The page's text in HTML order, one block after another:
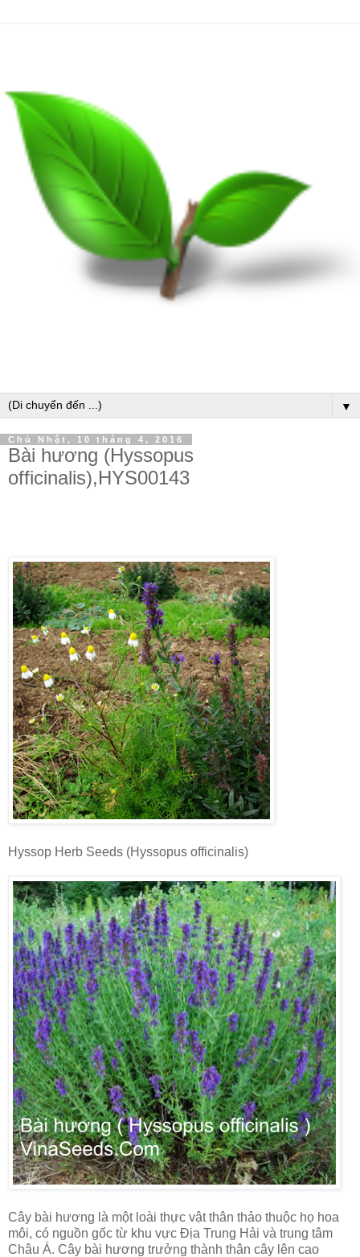
▼
Chủ Nhật, 10 tháng 4, 2016
Bài hương (Hyssopus
officinalis),HYS00143
Hyssop Herb Seeds (Hyssopus officinalis)
Cây bài hương là một loài thực vật thân thảo thuộc họ hoa
môi, có nguồn gốc từ khu vực Địa Trung Hải và trung tâm
Châu Á. Cây bài hương trưởng thành thân cây lên cao